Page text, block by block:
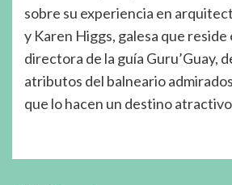
sobre su experiencia en
y Karen Higgs, galesa que reside
directora de la guía Guru’Guay,
atributos del balneario
que lo hacen un destino